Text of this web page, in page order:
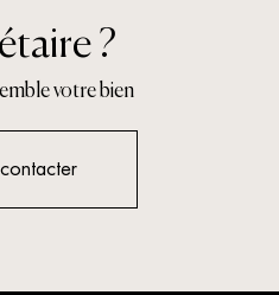
?
votre bien